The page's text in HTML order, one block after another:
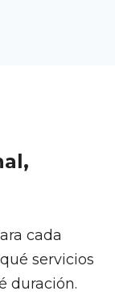
cada
servicios
duración.